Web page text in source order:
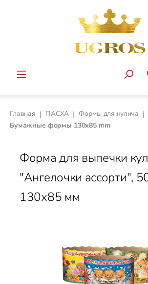
Перейти к основному содержанию
Главная | ПАСХА | Формы для кулича |
Бумажные формы 130х85 mm
Форма для выпечки
"Ангелочки ассорти",
130х85 мм